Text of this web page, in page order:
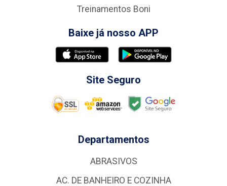
Treinamentos Boni
Baixe já nosso APP
Site Seguro
Departamentos
ABRASIVOS
AC. DE BANHEIRO E COZINHA